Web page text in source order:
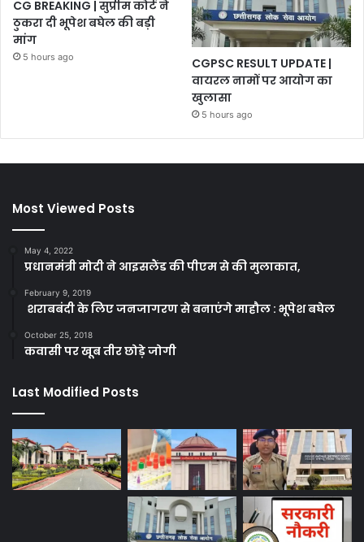
CG BREAKING | सुप्रीम कोर्ट ने
ठुकरा दी भूपेश बघेल की बड़ी
मांग
5 hours ago
CGPSC RESULT UPDATE |
वायरल नामों पर आयोग का
खुलासा
5 hours ago
Most Viewed Posts
May 4, 2022
प्रधानमंत्री मोदी ने आइसलैंड की पीएम से की मुलाकात,
February 9, 2019
शराबबंदी के लिए जनजागरण से बनाएंगे माहौल : भूपेश बघेल
October 25, 2018
कवासी पर खूब तीर छोड़े जोगी
Last Modified Posts